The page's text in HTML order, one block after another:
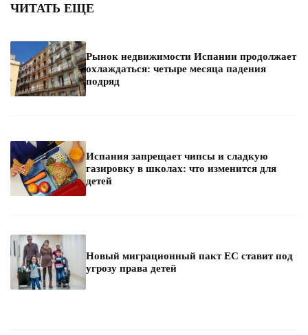
ЧИТАТЬ ЕЩЕ
Рынок недвижимости Испании продолжает
охлаждаться: четыре месяца падения
подряд
Испания запрещает чипсы и сладкую
газировку в школах: что изменится для
детей
Новый миграционный пакт ЕС ставит под
угрозу права детей